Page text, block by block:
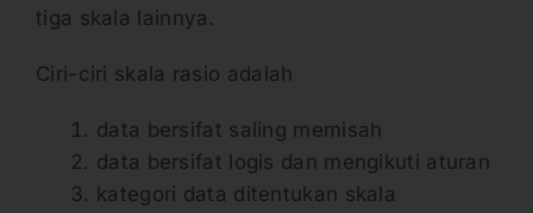
tiga skala lainnya.
Ciri-ciri skala rasio adalah
data bersifat saling memisah
data bersifat logis dan mengikuti aturan
kategori data ditentukan skala